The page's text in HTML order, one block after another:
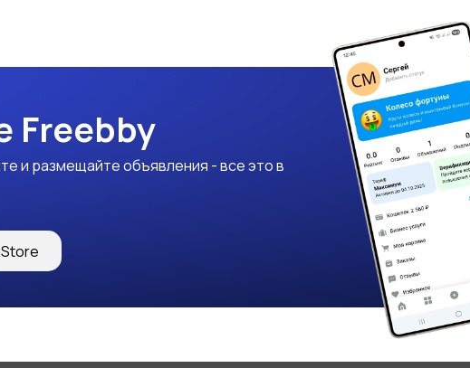
Freebby
и размещайте объявления - все это в